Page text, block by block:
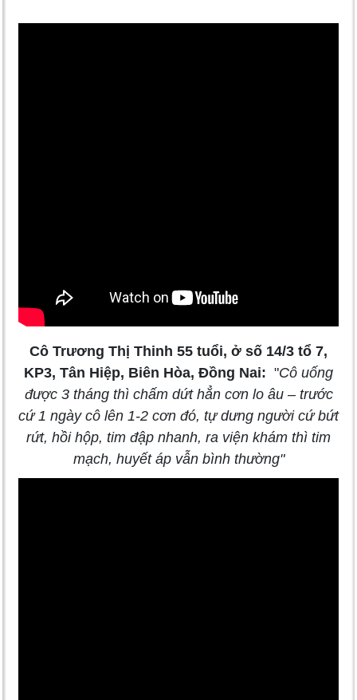
Cô Trương Thị Thinh 55 tuổi, ở số 14/3 tổ 7,
KP3, Tân Hiệp, Biên Hòa, Đồng Nai: "Cô uống
được 3 tháng thì chấm dứt hẳn cơn lo âu – trước
cứ 1 ngày cô lên 1-2 cơn đó, tự dưng người cứ bứt
rứt, hồi hộp, tim đập nhanh, ra viện khám thì tim
mạch, huyết áp vẫn bình thường"